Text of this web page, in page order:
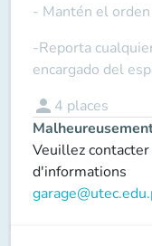
- Mantén el
-Reporta
encargado del
person 4 places
Veuillez
d'informations